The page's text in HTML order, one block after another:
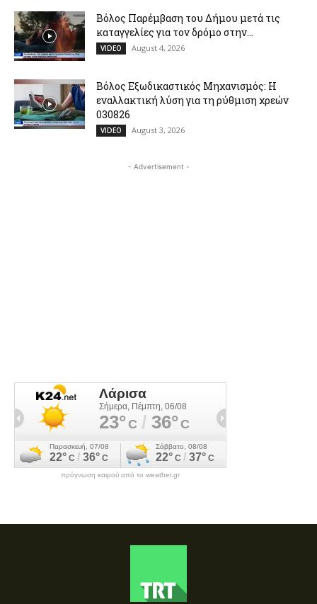
Βόλος Παρέμβαση του Δήμου μετά τις
καταγγελίες για τον δρόμο στην...
VIDEO August 4, 2026
Βόλος Εξωδικαστικός Μηχανισμός: Η
εναλλακτική λύση για τη ρύθμιση χρεών
030826
VIDEO August 3, 2026
- Advertisement -
πρόγνωση καιρού από το weather.gr